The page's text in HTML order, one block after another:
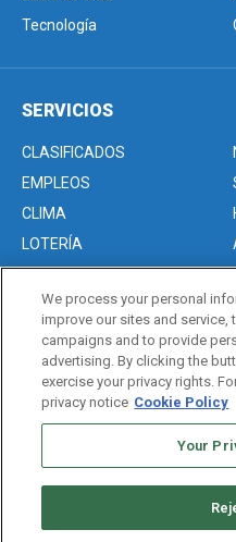
Tecnología
SERVICIOS
CLASIFICADOS
EMPLEOS
CLIMA
LOTERÍA
Acerca de nosotros
Advertise with Us/Anuncios
Politica de Privacidad
Editorial Guidelines
We process your personal
improve our sites and service,
campaigns and to provide
advertising. By clicking the
exercise your privacy rights.
privacy notice Cookie Policy
Your